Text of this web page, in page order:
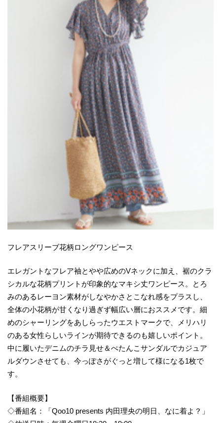
フレアスリーブ花柄ロングワンピース
エレガントなフレア袖とやや広めのVネックに加え、裾のクラ
シカルな花柄プリントが印象的なマキシ丈ワンピース。とろ
みのあるレーヨン素材がしなやかさとこなれ感をプラスし、
全体の小花柄が甘くなり過ぎず幅広い層におススメです。細
めのシャーリングをあしらったウエストマークで、メリハリ
のある女性らしいラインが期待できるのも嬉しいポイント。
中に履いたデニムのチラ見せ＆ぺたんこサンダルでカジュア
ルダウンさせても、今っぽさがぐっと増して様になる1枚で
す。
【番組概要】
◇番組名：「Qoo10 presents 内田理央の明日、なに着よ？」